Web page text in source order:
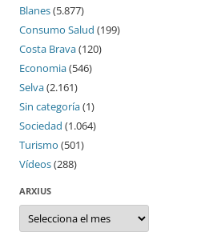
Blanes(5.877)
Consumo Salud (199)
Costa Brava(120)
Economia(546)
Selva(2.161)
Sin categoría(1)
Sociedad (1.064)
Turismo (501)
Vídeos(288)
ARXIUS
Arxius